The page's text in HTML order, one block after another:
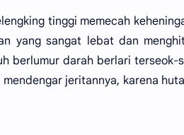
tinggi memecah
yang sangat lebat dan
berlumur darah berlari
jeritannya, karena